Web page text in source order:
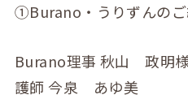
①Burano・うりずんの
Burano理事 秋山 政明
護師 今泉 あゆ美